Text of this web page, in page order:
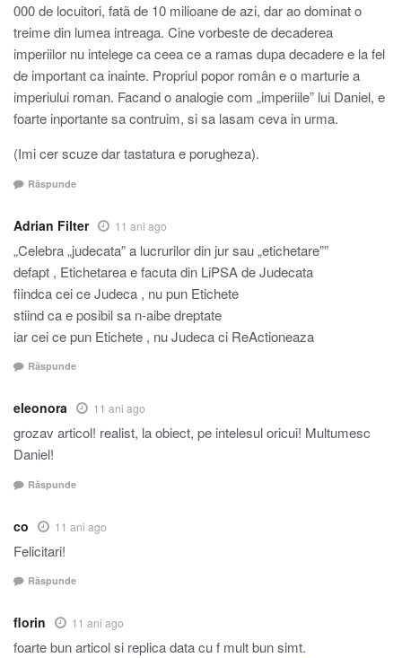
000 de locuitori, fatã de 10 milioane de azi, dar ao dominat o
treime din lumea intreaga. Cine vorbeste de decaderea
imperiilor nu intelege ca ceea ce a ramas dupa decadere e la fel
de important ca inainte. Propriul popor român e o marturie a
imperiului roman. Facand o analogie com „imperiile” lui Daniel, e
foarte inportante sa contruim, si sa lasam ceva in urma.
(Imi cer scuze dar tastatura e porugheza).
Răspunde
Adrian Filter 11 ani ago
„Celebra „judecata” a lucrurilor din jur sau „etichetare””
defapt , Etichetarea e facuta din LiPSA de Judecata
fiindca cei ce Judeca , nu pun Etichete
stiind ca e posibil sa n-aibe dreptate
iar cei ce pun Etichete , nu Judeca ci ReActioneaza
Răspunde
eleonora 11 ani ago
grozav articol! realist, la obiect, pe intelesul oricui! Multumesc
Daniel!
Răspunde
co 11 ani ago
Felicitari!
Răspunde
florin 11 ani ago
foarte bun articol si replica data cu f mult bun simt.